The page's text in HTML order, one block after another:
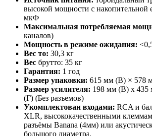
высокой мощности с накопительной
мкФ
Максимальная потребляемая
каналов)
Мощность в режиме ожидания:
Вес то: 30,3 кг
Вес брутто: 35 кг
Гарантия: 1 год
Размер упаковки: 615 мм (В) × 578
Размер усилителя: 198 мм (В) x
(Г) (Без разъемов)
Укомплектован входами: RCA и
XLR, высококачественными
разъёмы Banana (4мм) или
большого диаметра.